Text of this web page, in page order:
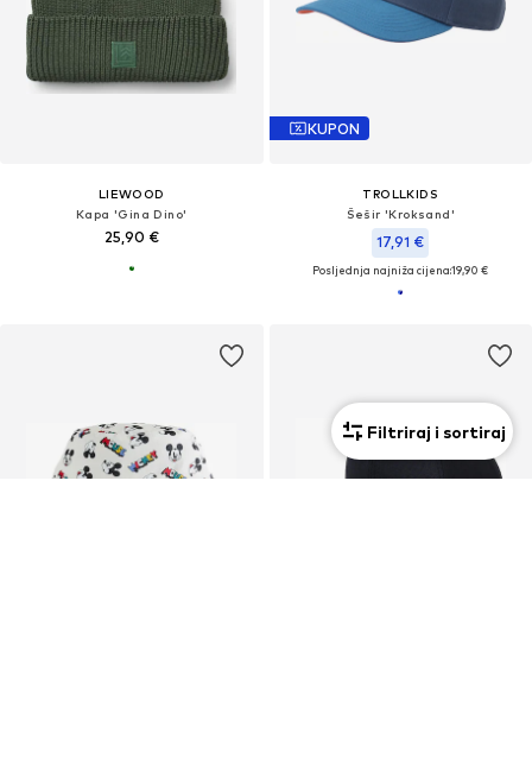
LIEWOOD
Kapa 'Gina Dino'
25,90 €
KUPON
TROLLKIDS
Šešir 'Kroksand'
17,91 €
Posljednja najniža cijena:19,90 €
Filtriraj i sortiraj